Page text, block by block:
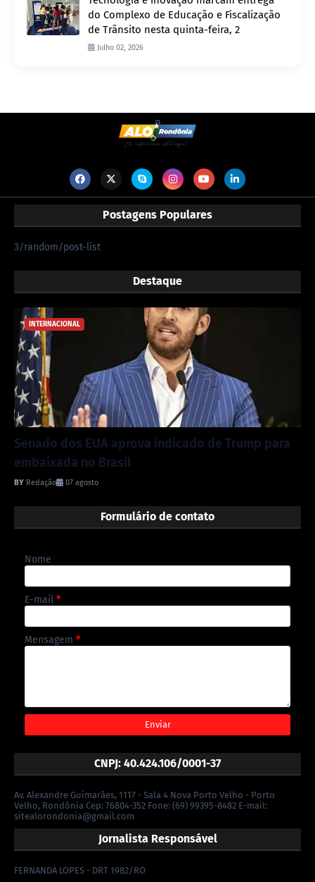
do Complexo de Educação e Fiscalização
de Trânsito nesta quinta-feira, 2
Julho 02, 2026
Postagens Populares
3/random/post-list
Destaque
INTERNACIONAL
Senado dos EUA aprova indicado de Trump para
embaixada no Brasil
Redação 07 agosto
Formulário de contato
Nome
E-mail *
Mensagem *
CNPJ: 40.424.106/0001-37
Av. Alexandre Guimarães, 1117 - Sala 4 Nova Porto Velho - Porto
Velho, Rondônia Cep: 76804-352 Fone: (69) 99395-8482 E-mail:
sitealorondonia@gmail.com
Jornalista Responsável
FERNANDA LOPES - DRT 1982/RO